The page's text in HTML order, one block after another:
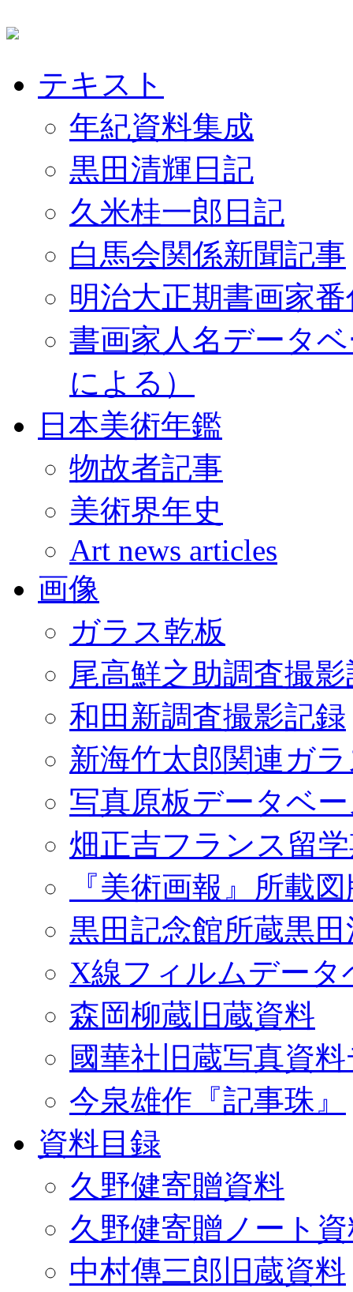
テキスト
年紀資料集成
黒田清輝日記
久米桂一郎日記
白馬会関係新聞記事
明治大正期書画家
書画家人名データ
による）
日本美術年鑑
物故者記事
美術界年史
Art news articles
画像
ガラス乾板
尾高鮮之助調査撮
和田新調査撮影記録
新海竹太郎関連ガ
写真原板データベ
畑正吉フランス留
『美術画報』所載
黒田記念館所蔵黒
X線フィルムデータ
森岡柳蔵旧蔵資料
國華社旧蔵写真資
今泉雄作『記事珠』
資料目録
久野健寄贈資料
久野健寄贈ノート
中村傳三郎旧蔵資料